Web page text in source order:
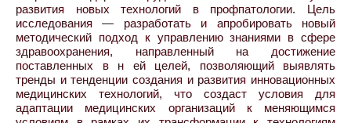
развития новых технологий в профпатологии. Цель
исследования — разработать и апробировать новый
методический подход к управлению знаниями в сфере
здравоохранения, направленный на достижение
поставленных в н ей целей, позволяющий выявлять
тренды и тенденции создания и развития инновационных
медицинских технологий, что создаст условия для
адаптации медицинских организаций к меняющимся